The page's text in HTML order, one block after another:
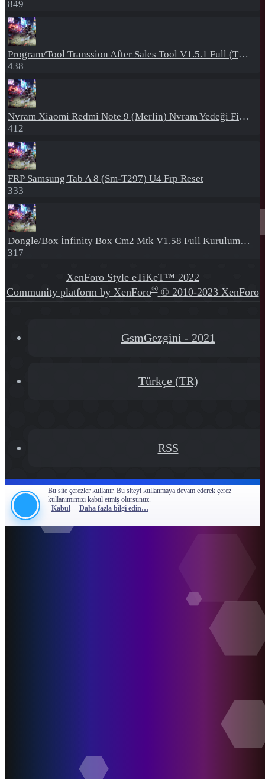
849
Program/Tool Transsion After Sales Tool V1.5.1 Full (Tüm Mtk Işlemcili Cihazları Meta Moda Alma)
438
Nvram Xiaomi Redmi Note 9 (Merlin) Nvram Yedeği Fix Nv By Dft Pro
412
FRP Samsung Tab A 8 (Sm-T297) U4 Frp Reset
333
Dongle/Box İnfinity Box Cm2 Mtk V1.58 Full Kurulum+Crack
317
XenForo Style eTiKeT™ 2022
Community platform by XenForo® © 2010-2023 XenForo
GsmGezgini - 2021
Türkçe (TR)
RSS
Bu site çerezler kullanır. Bu siteyi kullanmaya devam ederek çerez
kullanımımızı kabul etmiş olursunuz.
Kabul
Daha fazla bilgi edin…